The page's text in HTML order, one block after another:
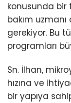
konusunda bir
bakım
gerekiyor. Bu
programları
Sn. İlhan,
hızına ve
bir yapıya